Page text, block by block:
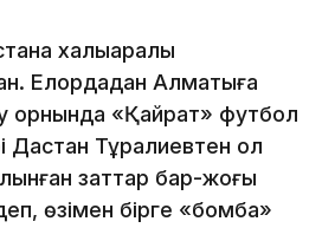
халықаралық
Елордадан Алматыға
орнында «Қайрат» футбол
Дастан Тұралиевтен қол
заттар бар-жоғы
өзімен бірге «бомба»